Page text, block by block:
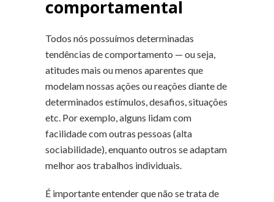
comportamental
Todos nós possuímos determinadas
tendências de comportamento — ou seja,
atitudes mais ou menos aparentes que
modelam nossas ações ou reações diante de
determinados estímulos, desafios, situações
etc. Por exemplo, alguns lidam com
facilidade com outras pessoas (alta
sociabilidade), enquanto outros se adaptam
melhor aos trabalhos individuais.
É importante entender que não se trata de